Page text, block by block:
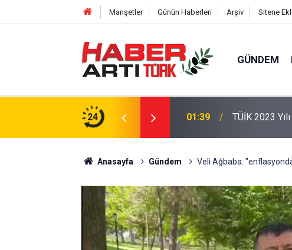
Manşetler Günün Haberleri Arşiv Sitene
GÜNDEM
24
Türkiye'de Doğurganlık Düşüşte 22:47 16 Maddelik
Anasayfa Gündem Veli Ağbaba: